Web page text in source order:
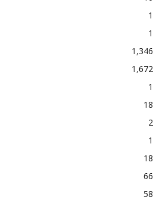
1
1
1,346
1,672
1
18
2
1
18
66
58